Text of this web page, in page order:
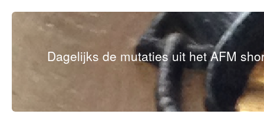
Dagelijks de mutaties uit het AFM